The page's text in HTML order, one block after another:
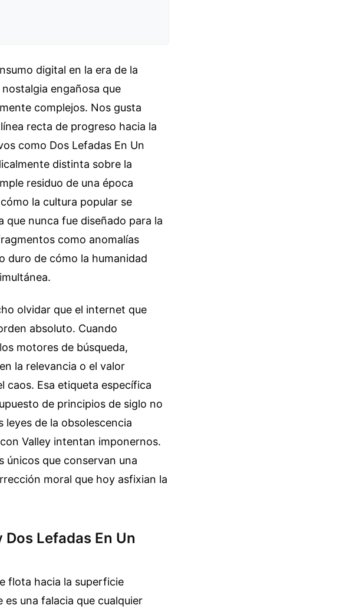
digital en la era de la
engañosa que
complejos. Nos gusta
recta de progreso hacia la
como Dos Lefadas En Un
distinta sobre la
residuo de una época
la cultura popular se
nunca fue diseñado para la
como anomalías
duro de cómo la humanidad
olvidar que el internet que
absoluto. Cuando
motores de búsqueda,
la relevancia o el valor
caos. Esa etiqueta específica
de principios de siglo no
leyes de la obsolescencia
Valley intentan imponernos.
únicos que conservan una
moral que hoy asfixian la
Lefadas En Un
flota hacia la superficie
una falacia que cualquier